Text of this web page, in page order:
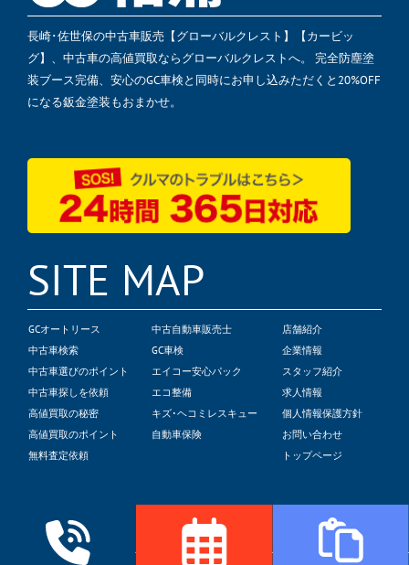
長崎･佐世保の中古車販売【グローバルクレスト】【カービッ
グ】、中古車の高値買取ならグローバルクレストへ。 完全防塵塗
装ブース完備、安心のGC車検と同時にお申し込みただくと20%OFF
になる鈑金塗装もおまかせ。
SITE MAP
GCオートリース
中古車検索
中古車選びのポイント
中古車探しを依頼
高値買取の秘密
高値買取のポイント
無料査定依頼
中古自動車販売士
GC車検
エイコー安心パック
エコ整備
キズ･ヘコミレスキュー
自動車保険
店舗紹介
企業情報
スタッフ紹介
求人情報
個人情報保護方針
お問い合わせ
トップページ